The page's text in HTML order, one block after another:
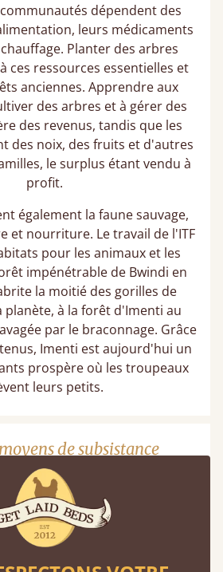
dépendent des
leurs médicaments
Planter des arbres
ces ressources essentielles et
anciennes. Apprendre aux
des arbres et à gérer des
des revenus, tandis que les
des noix, des fruits et d'autres
le surplus étant vendu à
profit.
également la faune sauvage,
et nourriture. Le travail de l'ITF
pour les animaux et les
impénétrable de Bwindi en
la moitié des gorilles de
planète, à la forêt d'Imenti au
par le braconnage. Grâce
Imenti est aujourd'hui un
prospère où les troupeaux
leurs petits.
de subsistance
la vie des civils
avec lesquelles l’ITF
des arbres fruitiers sur leurs